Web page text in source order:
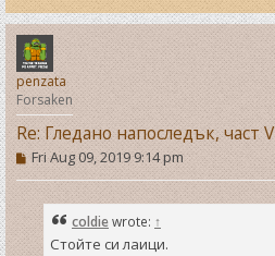
penzata
Forsaken
Re: Гледано напоследък, част V
P
o
s
Fri Aug 09, 2019 9:14 pm
coldiewrote: ↑
Стойте си лаици.